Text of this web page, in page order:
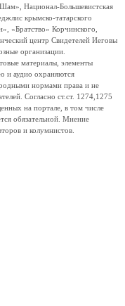
Национал-Большевистская
крымско-татарского
«Братство» Корчинского,
центр Свидетелей Иеговы
организации.
материалы, элементы
и аудио охраняются
нормами права и не
Согласно ст.ст. 1274,1275
на портале, в том числе
обязательной. Мнение
и колумнистов.